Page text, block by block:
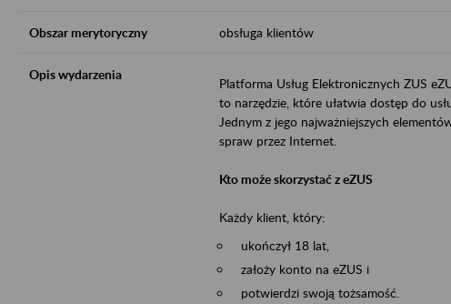
Obszar merytoryczny obsługa klientów
Opis wydarzenia
Platforma Usług Elektronicznych ZUS
to narzędzie, które ułatwia dostęp do
Jednym z jego najważniejszych
spraw przez Internet.
Kto może skorzystać z eZUS
Każdy klient, który:
ukończył 18 lat,
założy konto na eZUS i
potwierdzi swoją tożsamość.